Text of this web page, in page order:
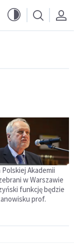
Akademii
w Warszawie
funkcję będzie
prof.